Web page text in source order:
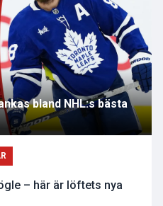
bland NHL:s bästa
– här är löftets nya